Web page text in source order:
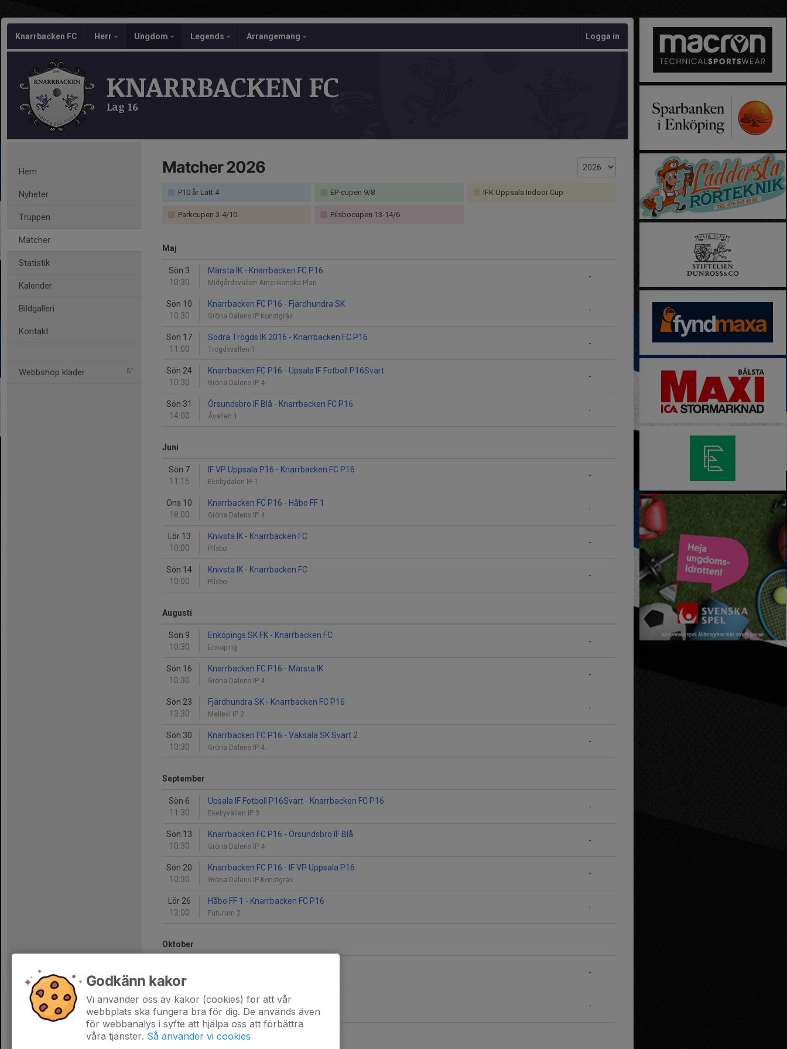
Knarrbacken FC Herr Ungdom Legends Arrangemang Logga in
KNARRBACKEN FC
Lag 16
Hem
Nyheter
Truppen
Matcher
Statistik
Kalender
Bildgalleri
Kontakt
Webbshop kläder
Matcher 2026
P10 år Lätt 4 EP-cupen 9/8 IFK Uppsala Indoor Cup
Parkcupen 3-4/10 Pilsbocupen 13-14/6
Maj
Sön 3
10:30
-
Märsta IK - Knarrbacken FC P16
Midgårdsvallen Amerikanska Plan
Sön 10
10:30
-
Knarrbacken FC P16 - Fjärdhundra SK
Gröna Dalens IP Konstgräs
Sön 17
11:00
-
Södra Trögds IK 2016 - Knarrbacken FC P16
Trögdsvallen 1
Sön 24
10:30
-
Knarrbacken FC P16 - Upsala IF Fotboll P16Svart
Gröna Dalens IP 4
Sön 31
14:00
-
Örsundsbro IF Blå - Knarrbacken FC P16
Åvallen 1
Juni
Sön 7
11:15
-
IF VP Uppsala P16 - Knarrbacken FC P16
Ekebydalen IP 1
Ons 10
18:00
-
Knarrbacken FC P16 - Håbo FF 1
Gröna Dalens IP 4
Lör 13
10:00
-
Knivsta IK - Knarrbacken FC
Pilsbo
Sön 14
10:00
-
Knivsta IK - Knarrbacken FC
Pilsbo
Augusti
Sön 9
10:30
-
Enköpings SK FK - Knarrbacken FC
Enköping
Sön 16
10:30
-
Knarrbacken FC P16 - Märsta IK
Gröna Dalens IP 4
Sön 23
13:30
-
Fjärdhundra SK - Knarrbacken FC P16
Mellevi IP 2
Sön 30
10:30
-
Knarrbacken FC P16 - Vaksala SK Svart 2
Gröna Dalens IP 4
September
Sön 6
11:30
-
Upsala IF Fotboll P16Svart - Knarrbacken FC P16
Ekebyvallen IP 3
Sön 13
10:30
-
Knarrbacken FC P16 - Örsundsbro IF Blå
Gröna Dalens IP 4
Sön 20
10:30
-
Knarrbacken FC P16 - IF VP Uppsala P16
Gröna Dalens IP Konstgräs
Lör 26
13:00
-
Håbo FF 1 - Knarrbacken FC P16
Futurum 2
Oktober
09:30
-
Sön 4
09:30
-
Vaksala SK - Knarrbacken FC
Årsta IP
Godkänn kakor
Vi använder oss av kakor (cookies) för att vår
webbplats ska fungera bra för dig. De används även
för webbanalys i syfte att hjälpa oss att förbättra
våra tjänster. Så använder vi cookies